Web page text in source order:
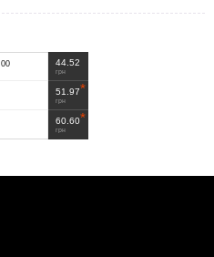
44.52
грн
00
51.97
грн
60.60
грн